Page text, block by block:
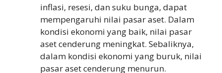
inflasi, resesi, dan suku bunga, dapat
mempengaruhi nilai pasar aset. Dalam
kondisi ekonomi yang baik, nilai pasar
aset cenderung meningkat. Sebaliknya,
dalam kondisi ekonomi yang buruk, nilai
pasar aset cenderung menurun.